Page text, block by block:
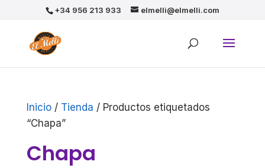
+34 956 213 933 elmelli@elmelli.com
Inicio/ Tienda / Productos etiquetados
“Chapa”
Chapa